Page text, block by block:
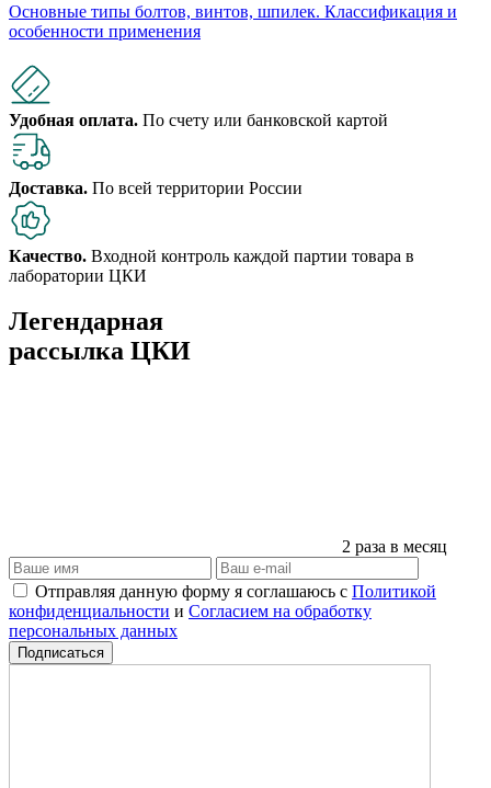
Основные типы болтов, винтов, шпилек. Классификация и
особенности применения
Удобная оплата. По счету или банковской картой
Доставка. По всей территории России
Качество. Входной контроль каждой партии товара в
лаборатории ЦКИ
Легендарная
рассылка ЦКИ
2 раза в месяц
Отправляя данную форму я соглашаюсь с Политикой
конфиденциальности и Согласием на обработку
персональных данных
Подписаться